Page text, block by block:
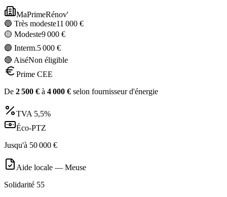
MaPrimeRénov'
🔵 Très modeste11 000 €
🟡 Modeste9 000 €
🟣 Interm.5 000 €
🔴 AiséNon éligible
Prime CEE
De 2 500 € à 4 000 € selon fournisseur d'énergie
TVA 5,5%
Éco-PTZ
Jusqu'à 50 000 €
Aide locale — Meuse
Solidarité 55